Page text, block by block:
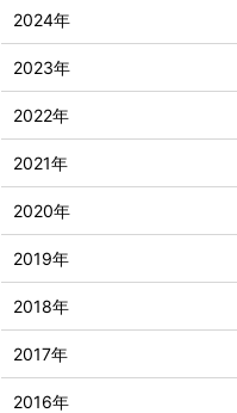
2024年
2023年
2022年
2021年
2020年
2019年
2018年
2017年
2016年